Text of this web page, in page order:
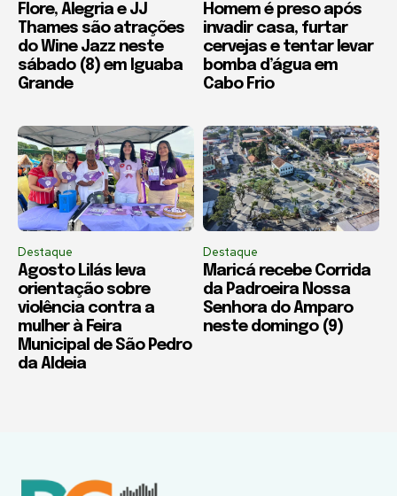
Flore, Alegria e JJ
Thames são atrações
do Wine Jazz neste
sábado (8) em Iguaba
Grande
Homem é preso após
invadir casa, furtar
cervejas e tentar levar
bomba d’água em
Cabo Frio
Destaque
Agosto Lilás leva
orientação sobre
violência contra a
mulher à Feira
Municipal de São Pedro
da Aldeia
Destaque
Maricá recebe Corrida
da Padroeira Nossa
Senhora do Amparo
neste domingo (9)